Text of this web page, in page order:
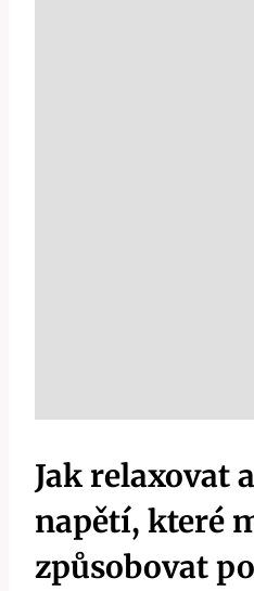
Jak​ relaxovat
napětí, které
způsobovat